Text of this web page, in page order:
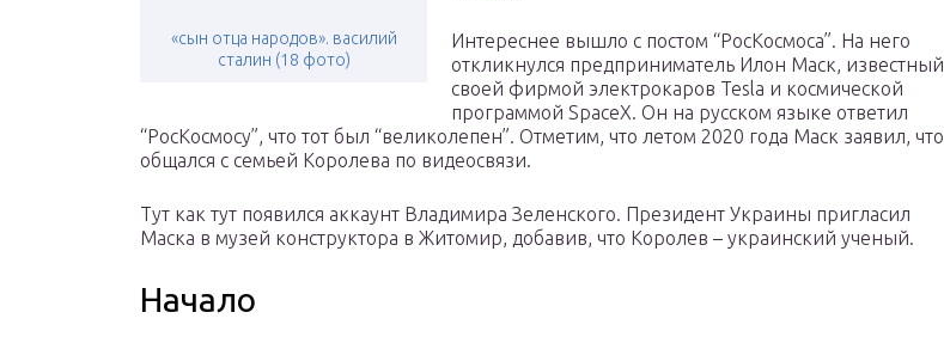
«сын отца народов». василий
сталин (18 фото)
Интереснее вышло с постом “РосКосмоса”. На него
откликнулся предприниматель Илон Маск, известный
своей фирмой электрокаров Tesla и космической
программой SpaceX. Он на русском языке ответил
“РосКосмосу”, что тот был “великолепен”. Отметим, что летом 2020 года Маск заявил, что
общался с семьей Королева по видеосвязи.
Тут как тут появился аккаунт Владимира Зеленского. Президент Украины пригласил
Маска в музей конструктора в Житомир, добавив, что Королев – украинский ученый.
Начало